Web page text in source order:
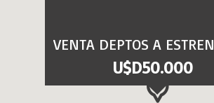
U$D50.000